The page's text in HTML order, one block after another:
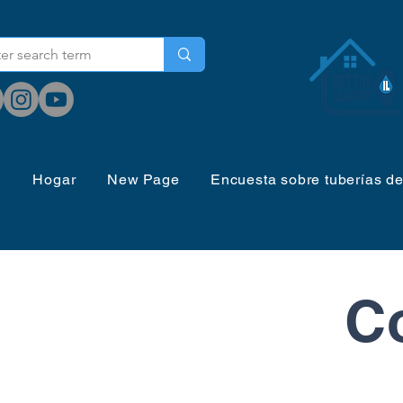
Hogar New Page Encuesta sobre tuberías